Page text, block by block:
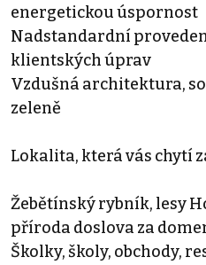
energetickou úspornost
Nadstandardní
klientských úprav
Vzdušná architektura,
zeleně
Lokalita, která vás chytí
Žebětínský rybník, lesy
příroda doslova za
Školky, školy, obchody,